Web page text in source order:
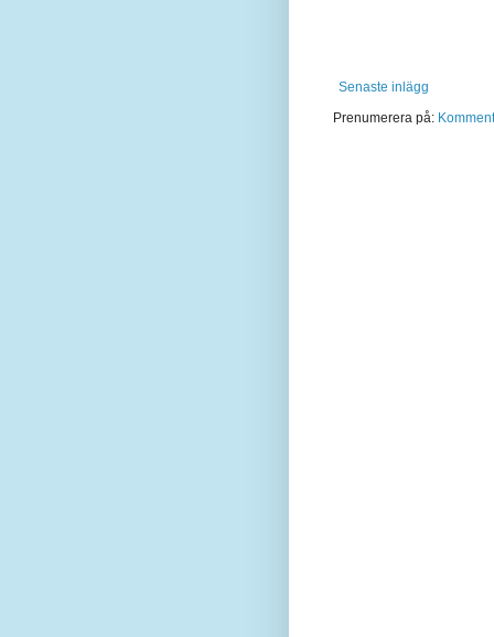
Senaste inlägg
Prenumerera på: